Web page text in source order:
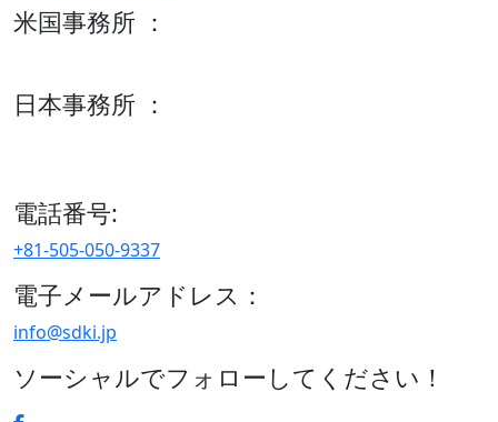
米国事務所 ：
日本事務所 ：
電話番号:
+81-505-050-9337
電子メールアドレス：
info@sdki.jp
ソーシャルでフォローしてください！